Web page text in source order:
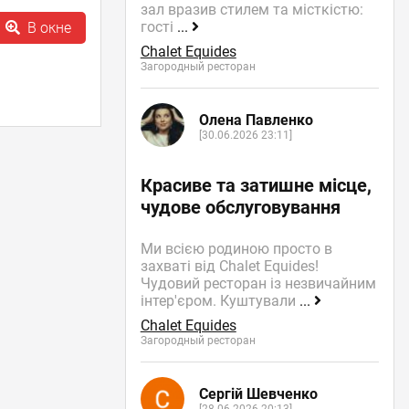
В окне
зал вразив стилем та місткістю:
гості ...
Chalet Equides
Загородный ресторан
Олена Павленко
[30.06.2026 23:11]
Красиве та затишне місце,
чудове обслуговування
Ми всією родиною просто в
захваті від Chalet Equides!
Чудовий ресторан із незвичайним
інтер'єром. Куштували ...
Chalet Equides
Загородный ресторан
Сергій Шевченко